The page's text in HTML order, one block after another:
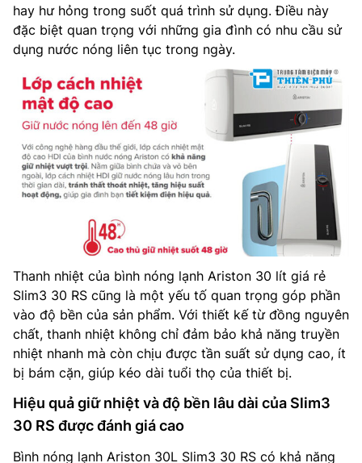
hay hư hỏng trong suốt quá trình sử dụng. Điều này
đặc biệt quan trọng với những gia đình có nhu cầu sử
dụng nước nóng liên tục trong ngày.
Thanh nhiệt của bình nóng lạnh Ariston 30 lít giá rẻ
Slim3 30 RS cũng là một yếu tố quan trọng góp phần
vào độ bền của sản phẩm. Với thiết kế từ đồng nguyên
chất, thanh nhiệt không chỉ đảm bảo khả năng truyền
nhiệt nhanh mà còn chịu được tần suất sử dụng cao, ít
bị bám cặn, giúp kéo dài tuổi thọ của thiết bị.
Hiệu quả giữ nhiệt và độ bền lâu dài của Slim3
30 RS được đánh giá cao
Bình nóng lạnh Ariston 30L Slim3 30 RS có khả năng